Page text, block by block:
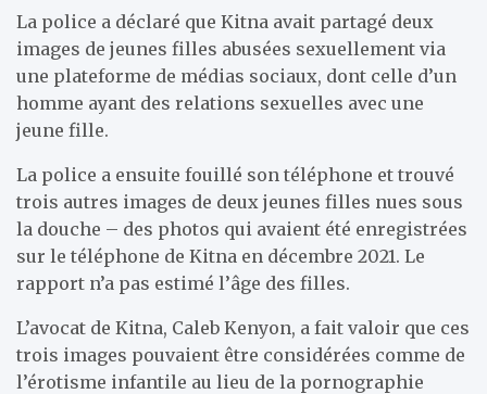
La police a déclaré que Kitna avait partagé deux
images de jeunes filles abusées sexuellement via
une plateforme de médias sociaux, dont celle d’un
homme ayant des relations sexuelles avec une
jeune fille.
La police a ensuite fouillé son téléphone et trouvé
trois autres images de deux jeunes filles nues sous
la douche – des photos qui avaient été enregistrées
sur le téléphone de Kitna en décembre 2021. Le
rapport n’a pas estimé l’âge des filles.
L’avocat de Kitna, Caleb Kenyon, a fait valoir que ces
trois images pouvaient être considérées comme de
l’érotisme infantile au lieu de la pornographie